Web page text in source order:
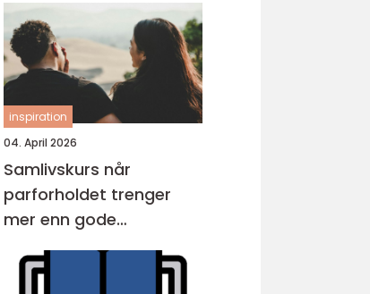
inspiration
04. April 2026
Samlivskurs når
parforholdet trenger
mer enn gode
intensjoner